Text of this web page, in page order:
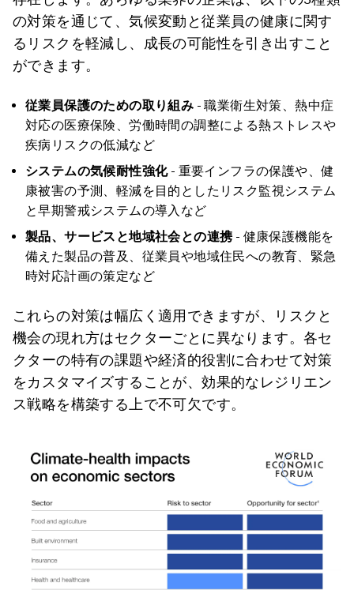
の対策を通じて、気候変動と従業員の健康に関す
るリスクを軽減し、成長の可能性を引き出すこと
ができます。
従業員保護のための取り組み - 職業衛生対策、熱中症
対応の医療保険、労働時間の調整による熱ストレスや
疾病リスクの低減など
システムの気候耐性強化- 重要インフラの保護や、健
康被害の予測、軽減を目的としたリスク監視システム
と早期警戒システムの導入など
製品、サービスと地域社会との連携- 健康保護機能を
備えた製品の普及、従業員や地域住民への教育、緊急
時対応計画の策定など
これらの対策は幅広く適用できますが、リスクと
機会の現れ方はセクターごとに異なります。各セ
クターの特有の課題や経済的役割に合わせて対策
をカスタマイズすることが、効果的なレジリエン
ス戦略を構築する上で不可欠です。